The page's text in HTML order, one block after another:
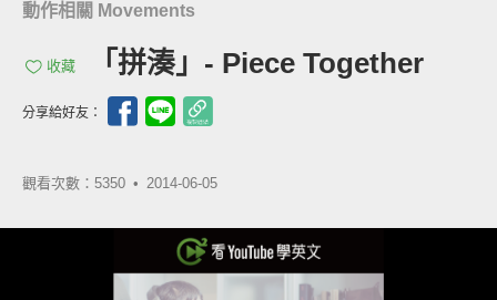
動作相關 Movements
收藏 「拼湊」- Piece Together
分享給好友：
觀看次數：5350 • 2014-06-05